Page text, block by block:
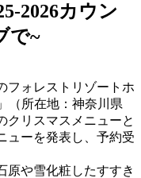
2026カウン
で~
フォレストリゾートホ
（所在地：神奈川県
クリスマスメニューと
ューを発表し、予約受
原や雪化粧したすすき